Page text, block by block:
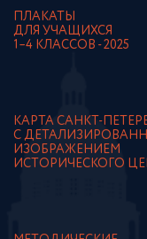
ПЛАКАТЫ
ДЛЯ УЧАЩИХСЯ
1–4 КЛАССОВ - 2025
КАРТА САНКТ-
С
ИЗОБРАЖЕНИЕМ
ИСТОРИЧЕСКОГО